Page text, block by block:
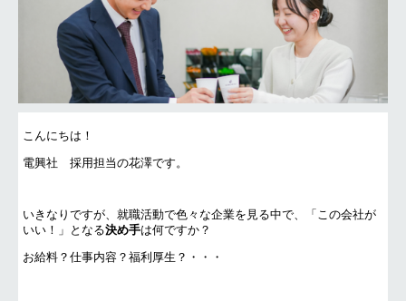
こんにちは！
電興社 採用担当の花澤です。
いきなりですが、就職活動で色々な企業を見る中で、「この会社が
いい！」となる決め手は何ですか？
お給料？仕事内容？福利厚生？・・・